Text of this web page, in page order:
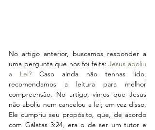
No artigo anterior, buscamos responder a
uma pergunta que nos foi feita: Jesus aboliu
a Lei? Caso ainda não tenhas lido,
recomendamos a leitura para melhor
compreensão. No artigo, vimos que Jesus
não aboliu nem cancelou a lei; em vez disso,
Ele cumpriu seu propósito, que, de acordo
com Gálatas 3:24, era o de ser um tutor e